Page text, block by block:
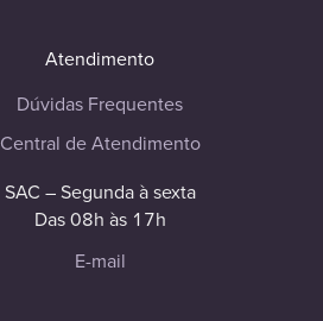
Atendimento
Dúvidas Frequentes
Central de Atendimento
SAC – Segunda à sexta
Das 08h às 17h
E-mail